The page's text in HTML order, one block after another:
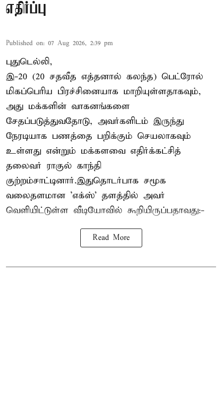
எதிர்ப்பு
Published on: 07 Aug 2026, 2:39 pm
புதுடெல்லி,
இ-20 (20 சதவீத எத்தனால் கலந்த) பெட்ரோல்
மிகப்பெரிய பிரச்சினையாக மாறியுள்ளதாகவும்,
அது மக்களின் வாகனங்களை
சேதப்படுத்துவதோடு, அவர்களிடம் இருந்து
நேரடியாக பணத்தை பறிக்கும் செயலாகவும்
உள்ளது என்றும் மக்களவை எதிர்க்கட்சித்
தலைவர் ராகுல் காந்தி
குற்றம்சாட்டினார்.இதுதொடர்பாக சமூக
வலைதளமான 'எக்ஸ்' தளத்தில் அவர்
வெளியிட்டுள்ள வீடியோவில் கூறியிருப்பதாவது:-
Read More